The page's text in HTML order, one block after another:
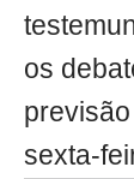
os
sexta-